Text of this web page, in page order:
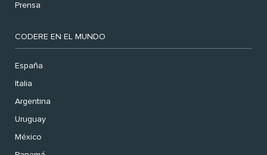
Prensa
CODERE EN EL MUNDO
España
Italia
Argentina
Uruguay
México